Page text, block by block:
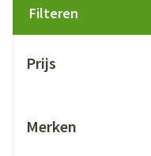
Filteren
Prijs
Merken